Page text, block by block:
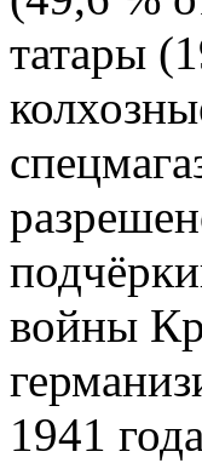
татары
войны
1941